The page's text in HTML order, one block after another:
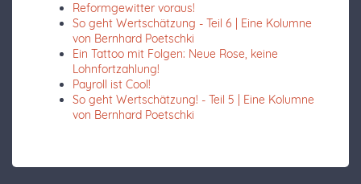
Reformgewitter voraus!
So geht Wertschätzung - Teil 6 | Eine Kolumne
von Bernhard Poetschki
Ein Tattoo mit Folgen: Neue Rose, keine
Lohnfortzahlung!
Payroll ist Cool!
So geht Wertschätzung! - Teil 5 | Eine Kolumne
von Bernhard Poetschki